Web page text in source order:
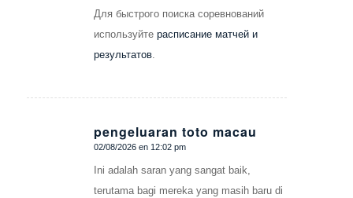
Для быстрого поиска соревнований
используйте расписание матчей и
результатов.
pengeluaran toto macau
Dice:
02/08/2026 en 12:02 pm
Ini adalah saran yang sangat baik,
terutama bagi mereka yang masih baru di